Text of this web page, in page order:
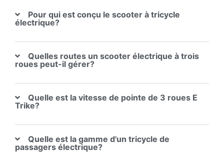
Pour qui est conçu le scooter à tricycle
électrique?
Quelles routes un scooter électrique à trois
roues peut-il gérer?
Quelle est la vitesse de pointe de 3 roues E
Trike?
Quelle est la gamme d'un tricycle de
passagers électrique?